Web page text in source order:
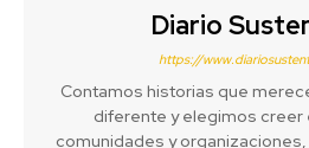
Diario
https://
Contamos historias que
diferente y elegimos creer
comunidades y